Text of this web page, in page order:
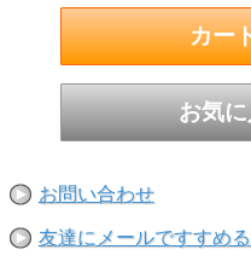
お問い合わせ
友達にメールですすめる